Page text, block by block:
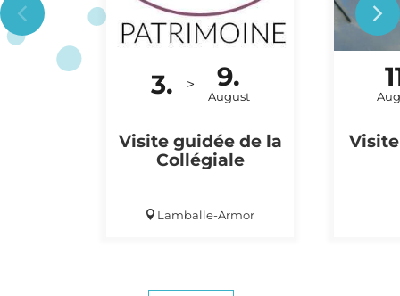
3. > 9.
August
Visite guidée de la
Collégiale
BESICHTIGUNG
Lamballe-Armor